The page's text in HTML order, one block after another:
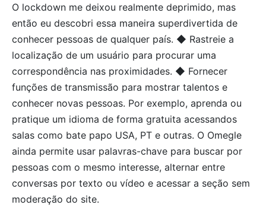
O lockdown me deixou realmente deprimido, mas
então eu descobri essa maneira superdivertida de
conhecer pessoas de qualquer país. ◆ Rastreie a
localização de um usuário para procurar uma
correspondência nas proximidades. ◆ Fornecer
funções de transmissão para mostrar talentos e
conhecer novas pessoas. Por exemplo, aprenda ou
pratique um idioma de forma gratuita acessandos
salas como bate papo USA, PT e outras. O Omegle
ainda permite usar palavras-chave para buscar por
pessoas com o mesmo interesse, alternar entre
conversas por texto ou vídeo e acessar a seção sem
moderação do site.